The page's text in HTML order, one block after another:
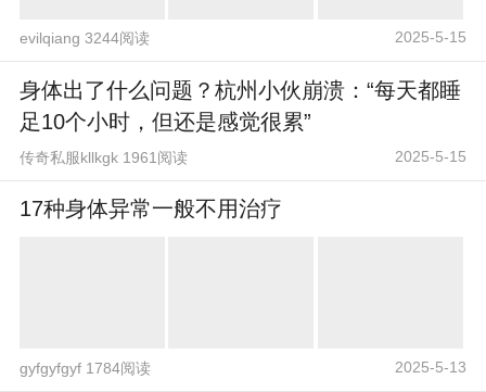
evilqiang 3244阅读 2025-5-15
身体出了什么问题？杭州小伙崩溃：“每天都睡
足10个小时，但还是感觉很累”
传奇私服kllkgk 1961阅读 2025-5-15
17种身体异常一般不用治疗
gyfgyfgyf 1784阅读 2025-5-13